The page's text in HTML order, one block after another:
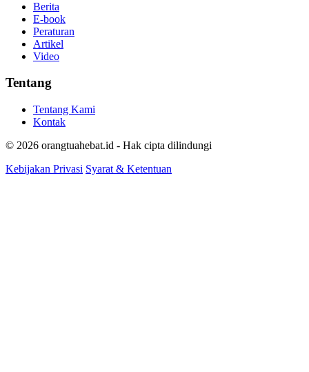
Berita
E-book
Peraturan
Artikel
Video
Tentang
Tentang Kami
Kontak
© 2026 orangtuahebat.id - Hak cipta dilindungi
Kebijakan Privasi Syarat & Ketentuan